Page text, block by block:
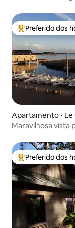
Entre os
Preferido dos
Apartamento ⋅ Le
Maravilhosa vista
Entre os
Preferido dos